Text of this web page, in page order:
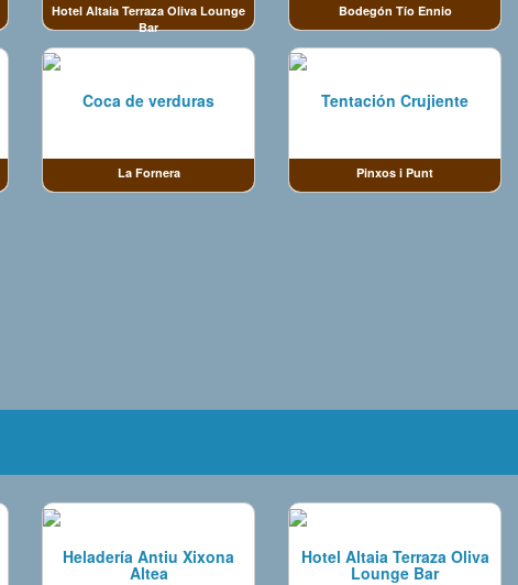
Hotel Altaia Terraza Oliva Lounge
Bar
Bodegón Tío Ennio
Coca de verduras
La Fornera
Tentación Crujiente
Pinxos i Punt
Heladería Antiu Xixona
Altea
Hotel Altaia Terraza Oliva
Lounge Bar